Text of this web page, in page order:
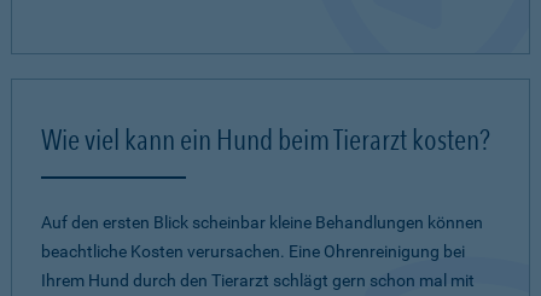
Wie viel kann ein Hund beim Tierarzt kosten?
Auf den ersten Blick scheinbar kleine Behandlungen können
beachtliche Kosten verursachen. Eine Ohrenreinigung bei
Ihrem Hund durch den Tierarzt schlägt gern schon mal mit